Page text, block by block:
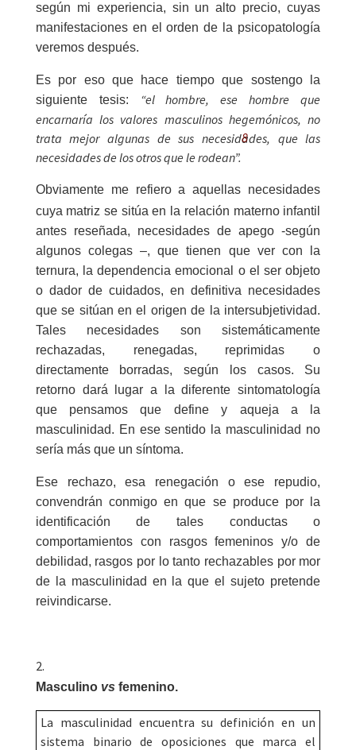
según mi experiencia, sin un alto precio, cuyas
manifestaciones en el orden de la psicopatología
veremos después.
Es por eso que hace tiempo que sostengo la
siguiente tesis: “el hombre, ese hombre que
encarnaría los valores masculinos hegemónicos, no
trata mejor algunas de sus necesidades, que las
necesidades de los otros que le rodean”.
8
Obviamente me refiero a aquellas necesidades
cuya matriz se sitúa en la relación materno infantil
antes reseñada, necesidades de apego -según
algunos colegas –, que tienen que ver con la
ternura, la dependencia emocional o el ser objeto
o dador de cuidados, en definitiva necesidades
que se sitúan en el origen de la intersubjetividad.
Tales necesidades son sistemáticamente
rechazadas, renegadas, reprimidas o
directamente borradas, según los casos. Su
retorno dará lugar a la diferente sintomatología
que pensamos que define y aqueja a la
masculinidad. En ese sentido la masculinidad no
sería más que un síntoma.
Ese rechazo, esa renegación o ese repudio,
convendrán conmigo en que se produce por la
identificación de tales conductas o
comportamientos con rasgos femeninos y/o de
debilidad, rasgos por lo tanto rechazables por mor
de la masculinidad en la que el sujeto pretende
reivindicarse.
Masculino vs femenino.
La masculinidad encuentra su definición en un
sistema binario de oposiciones que marca el